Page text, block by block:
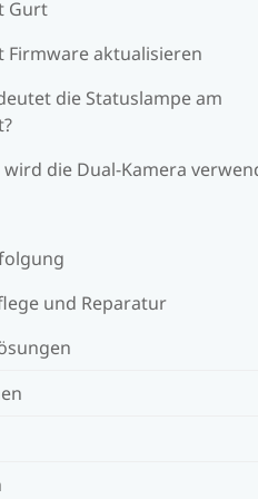
Gurt
Firmware aktualisieren
die Statuslampe am
wird die Dual-Kamera
und Reparatur